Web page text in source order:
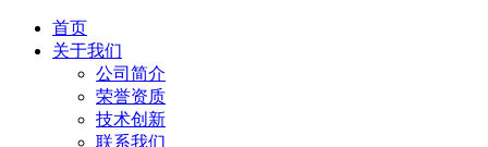
首页
关于我们
公司简介
荣誉资质
技术创新
联系我们